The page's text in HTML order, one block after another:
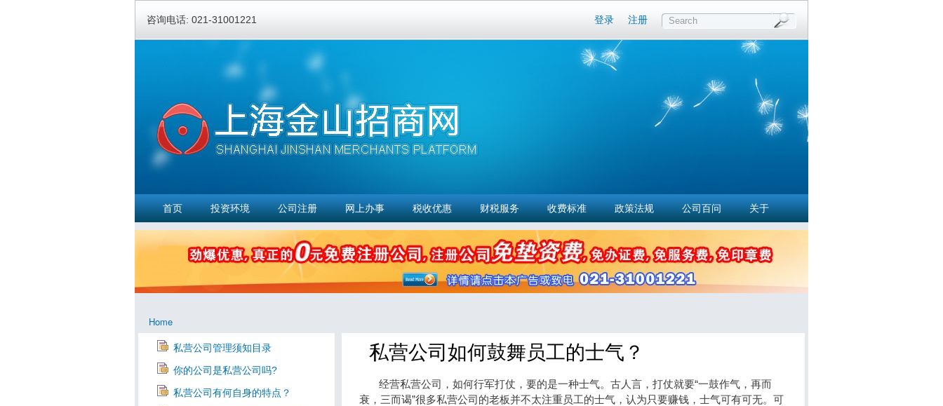
content
咨询电话: 021-31001221 Search
注册
登录
首页 投资环境 公司注册 网上办事 税收优惠 财税服务 收费标准 政策法规 公司百问 关于
Home
私营公司管理须知目录
你的公司是私营公司吗?
私营公司有何自身的特点？
私营公司如何鼓舞员工的士气？
经营私营公司，如何行军打仗，要的是一种士气。古人言，打仗就要“一鼓作气，再而
衰，三而谒”很多私营公司的老板并不太注重员工的士气，认为只要赚钱，士气可有可无。可